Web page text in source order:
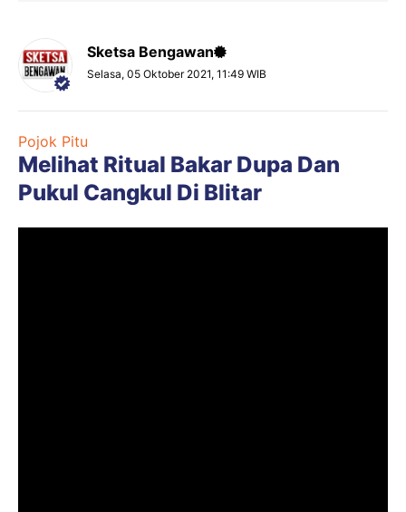
Sketsa Bengawan
Selasa, 05 Oktober 2021, 11:49 WIB
Pojok Pitu
Melihat Ritual Bakar Dupa Dan
Pukul Cangkul Di Blitar